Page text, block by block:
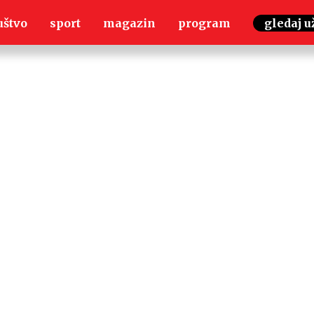
sport magazin program gledaj